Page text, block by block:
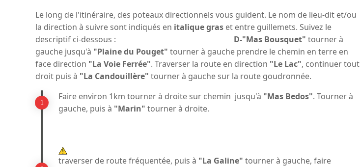
Le long de l'itinéraire, des poteaux directionnels vous guident. Le nom de lieu-dit et/ou
la direction à suivre sont indiqués en italique gras et entre guillemets. Suivez le
descriptif ci-dessous : D-"Mas Bousquet" tourner à
gauche jusqu'à "Plaine du Pouget" tourner à gauche prendre le chemin en terre en
face direction "La Voie Ferrée". Traverser la route en direction "Le Lac", continuer tout
droit puis à "La Candouillère" tourner à gauche sur la route goudronnée.
Faire environ 1km tourner à droite sur chemin jusqu'à "Mas Bedos". Tourner à
gauche, puis à "Marin" tourner à droite.
traverser de route fréquentée, puis à "La Galine" tourner à gauche, faire